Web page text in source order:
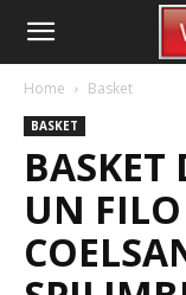
Home Basket
BASKET
BASKET
UN